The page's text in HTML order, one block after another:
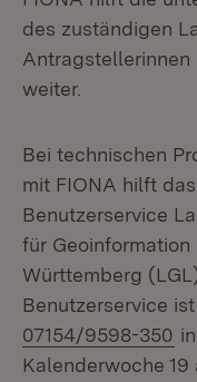
des zuständigen
weiter.
Bei technischen
mit FIONA hilft
Benutzerservice
für
Württemberg
Benutzerservice
07154/9598-350
Kalenderwoche